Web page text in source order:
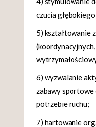
czucia głębokiego;
5) kształtowanie
6) wyzwalanie
zabawy
potrzebie ruchu;
7) hartowanie